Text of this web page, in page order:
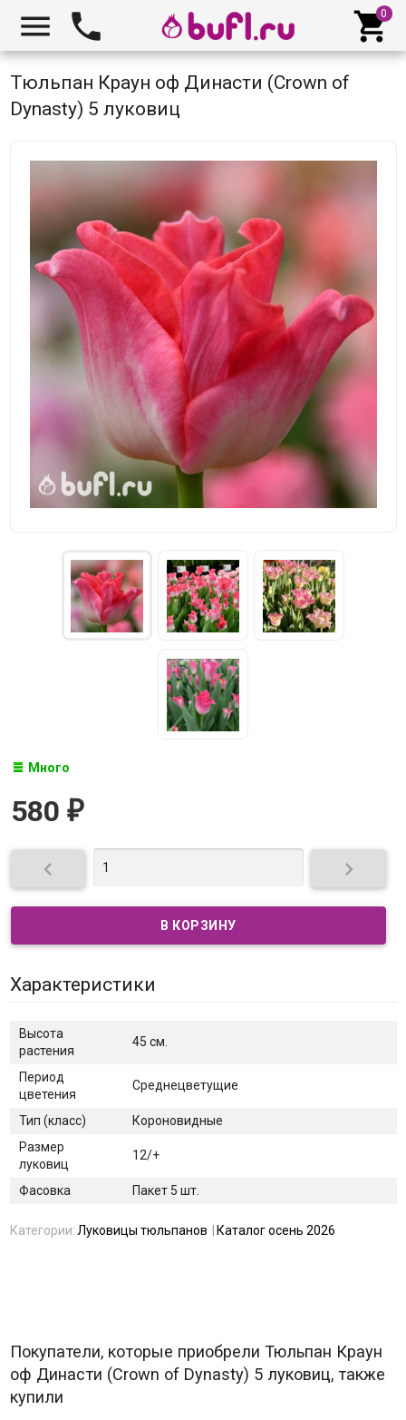
  
Тюльпан Краун оф Династи (Crown of
Dynasty) 5 луковиц
Много
580 ₽
 
Характеристики
Высота
растения
45 см.
Период
цветения
Среднецветущие
Тип (класс)
Короновидные
Размер
луковиц
12/+
Фасовка Пакет 5 шт.
Категории:Луковицы тюльпанов Каталог осень 2026
Покупатели, которые приобрели Тюльпан Краун
оф Династи (Crown of Dynasty) 5 луковиц, также
купили